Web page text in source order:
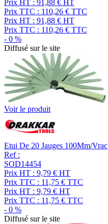
Prix HT : 91,88 € HT
Prix TTC : 110,26 € TTC
Prix HT : 91,88 € HT
Prix TTC : 110,26 € TTC
- 0 %
Diffusé sur le site
Voir le produit
Etui De 20 Jauges 100Mm/Vrac
Ref :
SOD14454
Prix HT : 9,79 € HT
Prix TTC : 11,75 € TTC
Prix HT : 9,79 € HT
Prix TTC : 11,75 € TTC
- 0 %
Diffusé sur le site